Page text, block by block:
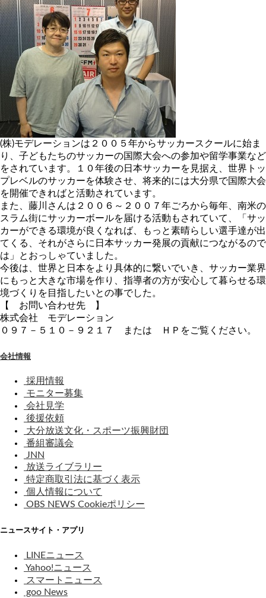
(株)モデレーションは２００５年からサッカースクールに始ま
り、子どもたちのサッカーの国際大会への参加や留学事業など
をされています。１０年後の日本サッカーを見据え、世界トッ
プレベルのサッカーを体験させ、将来的には大分県で国際大会
を開催できればと活動されています。
また、藤川さんは２００６～２００７年ごろから毎年、南米の
スラム街にサッカーボールを届ける活動もされていて、「サッ
カーができる環境が良くなれば、もっと素晴らしい選手達が出
てくる、それがさらに日本サッカー発展の貢献につながるので
は」とおっしゃていました。
今後は、世界と日本をより具体的に繋いでいき、サッカー業界
にもっと大きな市場を作り、指導者の方が安心して暮らせる環
境づくりを目指したいとの事でした。
【 お問い合わせ先 】
株式会社 モデレーション
０９７－５１０－９２１７ または ＨＰをご覧ください。
会社情報
採用情報
モニター募集
会社見学
後援依頼
大分放送文化・スポーツ振興財団
番組審議会
JNN
放送ライブラリー
特定商取引法に基づく表示
個人情報について
OBS NEWS Cookieポリシー
ニュースサイト・アプリ
LINEニュース
Yahoo!ニュース
スマートニュース
goo News